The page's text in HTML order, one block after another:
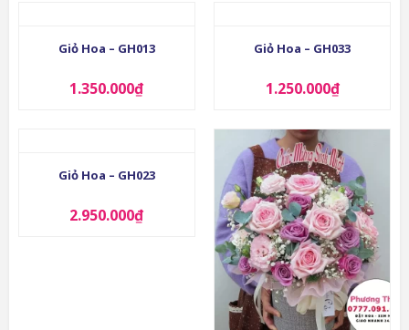
Giỏ Hoa – GH013
1.350.000₫
Giỏ Hoa – GH033
1.250.000₫
Giỏ Hoa – GH023
2.950.000₫